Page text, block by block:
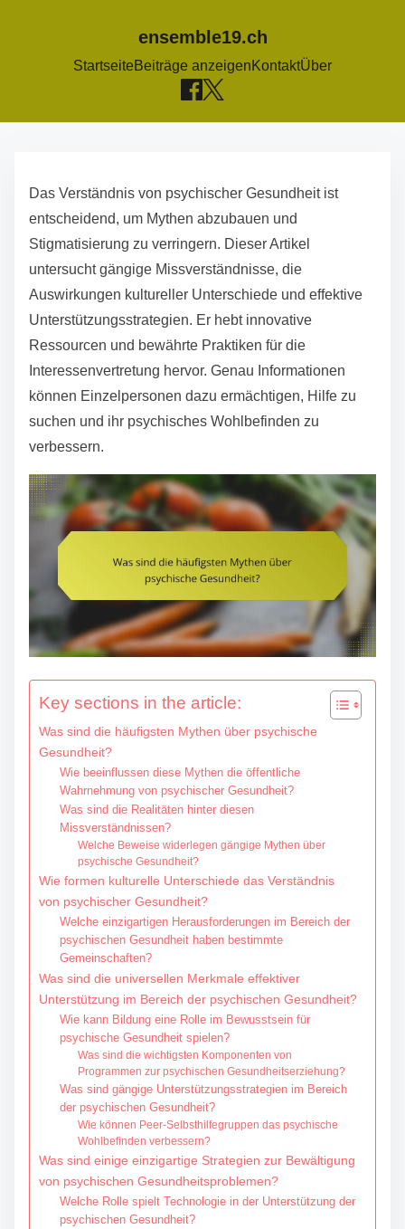
ensemble19.ch
StartseiteBeiträge anzeigenKontaktÜber
Das Verständnis von psychischer Gesundheit ist
entscheidend, um Mythen abzubauen und
Stigmatisierung zu verringern. Dieser Artikel
untersucht gängige Missverständnisse, die
Auswirkungen kultureller Unterschiede und effektive
Unterstützungsstrategien. Er hebt innovative
Ressourcen und bewährte Praktiken für die
Interessenvertretung hervor. Genau Informationen
können Einzelpersonen dazu ermächtigen, Hilfe zu
suchen und ihr psychisches Wohlbefinden zu
verbessern.
Key sections in the article:
Was sind die häufigsten Mythen über psychische
Gesundheit?
Wie beeinflussen diese Mythen die öffentliche
Wahrnehmung von psychischer Gesundheit?
Was sind die Realitäten hinter diesen
Missverständnissen?
Welche Beweise widerlegen gängige Mythen über
psychische Gesundheit?
Wie formen kulturelle Unterschiede das Verständnis
von psychischer Gesundheit?
Welche einzigartigen Herausforderungen im Bereich der
psychischen Gesundheit haben bestimmte
Gemeinschaften?
Was sind die universellen Merkmale effektiver
Unterstützung im Bereich der psychischen Gesundheit?
Wie kann Bildung eine Rolle im Bewusstsein für
psychische Gesundheit spielen?
Was sind die wichtigsten Komponenten von
Programmen zur psychischen Gesundheitserziehung?
Was sind gängige Unterstützungsstrategien im Bereich
der psychischen Gesundheit?
Wie können Peer-Selbsthilfegruppen das psychische
Wohlbefinden verbessern?
Was sind einige einzigartige Strategien zur Bewältigung
von psychischen Gesundheitsproblemen?
Welche Rolle spielt Technologie in der Unterstützung der
psychischen Gesundheit?